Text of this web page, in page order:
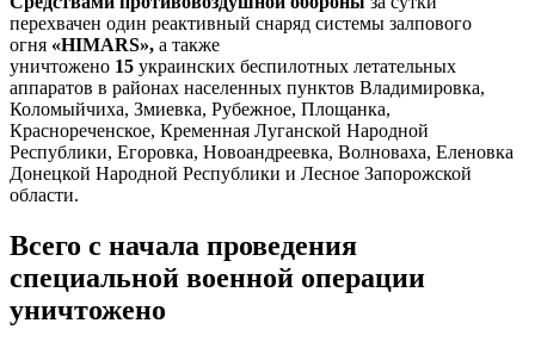
перехвачен один реактивный снаряд системы залпового
огня «HIMARS», а также
уничтожено 15 украинских беспилотных летательных
аппаратов в районах населенных пунктов Владимировка,
Коломыйчиха, Змиевка, Рубежное, Площанка,
Краснореченское, Кременная Луганской Народной
Республики, Егоровка, Новоандреевка, Волноваха, Еленовка
Донецкой Народной Республики и Лесное Запорожской
области.
Всего с начала проведения
специальной военной операции
уничтожено